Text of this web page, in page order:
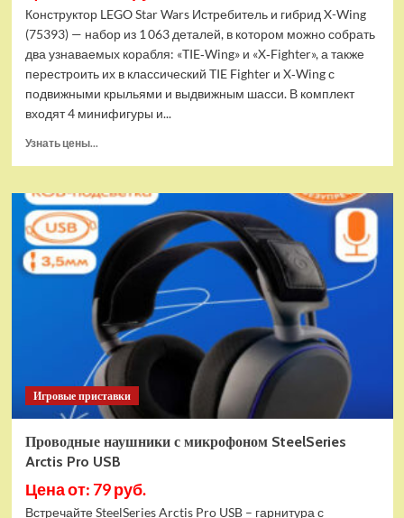
Конструктор LEGO Star Wars Истребитель и гибрид X-Wing
(75393) — набор из 1 063 деталей, в котором можно собрать
два узнаваемых корабля: «TIE‑Wing» и «X‑Fighter», а также
перестроить их в классический TIE Fighter и X‑Wing с
подвижными крыльями и выдвижным шасси. В комплект
входят 4 минифигуры и...
Узнать цены...
(EU)
Конструктор
LEGO
Star
Wars
Истребитель
и
гибрид
X-
Wing
(75393)
Игровые приставки
Проводные наушники с микрофоном SteelSeries
Arctis Pro USB
Цена от: 79 руб.
Встречайте SteelSeries Arctis Pro USB – гарнитура с